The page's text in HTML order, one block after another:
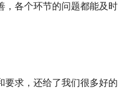
，各个环节的问题都能及时
要求，还给了我们很多好的